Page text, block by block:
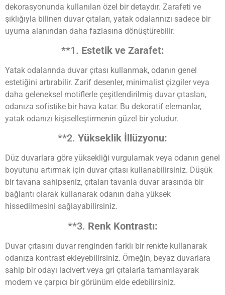
dekorasyonunda kullanılan özel bir detaydır. Zarafeti ve
şıklığıyla bilinen duvar çıtaları, yatak odalarınızı sadece bir
uyuma alanından daha fazlasına dönüştürebilir.
**1. Estetik ve Zarafet:
Yatak odalarında duvar çıtası kullanmak, odanın genel
estetiğini artırabilir. Zarif desenler, minimalist çizgiler veya
daha geleneksel motiflerle çeşitlendirilmiş duvar çıtasları,
odanıza sofistike bir hava katar. Bu dekoratif elemanlar,
yatak odanızı kişiselleştirmenin güzel bir yoludur.
**2. Yükseklik İllüzyonu:
Düz duvarlara göre yüksekliği vurgulamak veya odanın genel
boyutunu artırmak için duvar çıtası kullanabilirsiniz. Düşük
bir tavana sahipseniz, çıtaları tavanla duvar arasında bir
bağlantı olarak kullanarak odanın daha yüksek
hissedilmesini sağlayabilirsiniz.
**3. Renk Kontrastı:
Duvar çıtasını duvar renginden farklı bir renkte kullanarak
odanıza kontrast ekleyebilirsiniz. Örneğin, beyaz duvarlara
sahip bir odayı lacivert veya gri çıtalarla tamamlayarak
modern ve çarpıcı bir görünüm elde edebilirsiniz.